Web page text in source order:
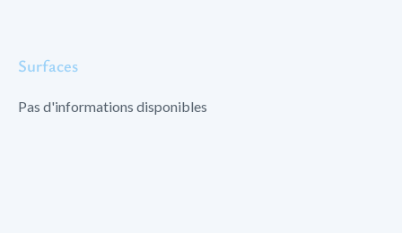
Surfaces
Pas d'informations disponibles